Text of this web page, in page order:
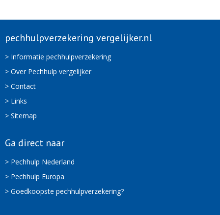
pechhulpverzekering vergelijker.nl
> Informatie pechhulpverzekering
> Over Pechhulp vergelijker
> Contact
> Links
> Sitemap
Ga direct naar
> Pechhulp Nederland
> Pechhulp Europa
> Goedkoopste pechhulpverzekering?